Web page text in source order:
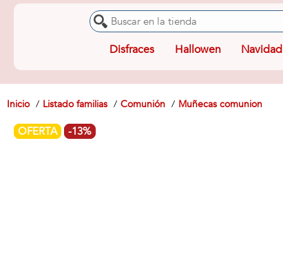
Disfraces Hallowen Navidad
Inicio Listado familias Comunión Muñecas comunion
OFERTA -13%